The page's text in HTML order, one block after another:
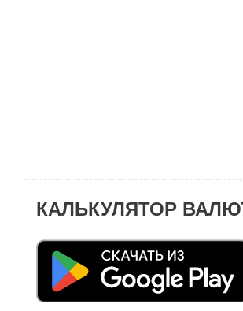
КАЛЬКУЛЯТОР